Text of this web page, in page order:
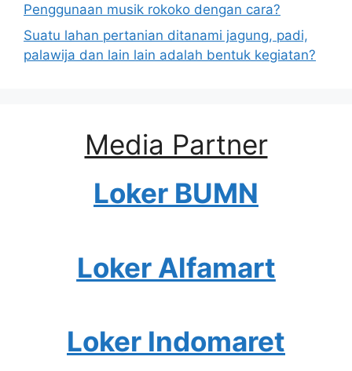
Penggunaan musik rokoko dengan cara?
Suatu lahan pertanian ditanami jagung, padi,
palawija dan lain lain adalah bentuk kegiatan?
Media Partner
Loker BUMN
Loker Alfamart
Loker Indomaret